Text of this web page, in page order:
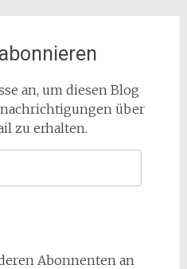
an, um diesen Blog
über
zu erhalten.
Abonnenten an